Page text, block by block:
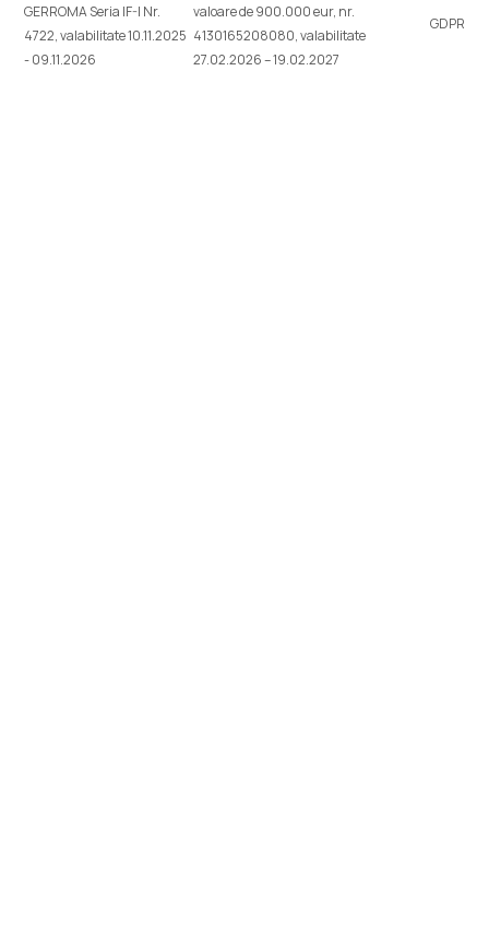
GERROMA Seria IF-I Nr.
4722, valabilitate 10.11.2025
- 09.11.2026
valoare de 900.000 eur, nr.
4130165208080, valabilitate
27.02.2026 – 19.02.2027
GDPR